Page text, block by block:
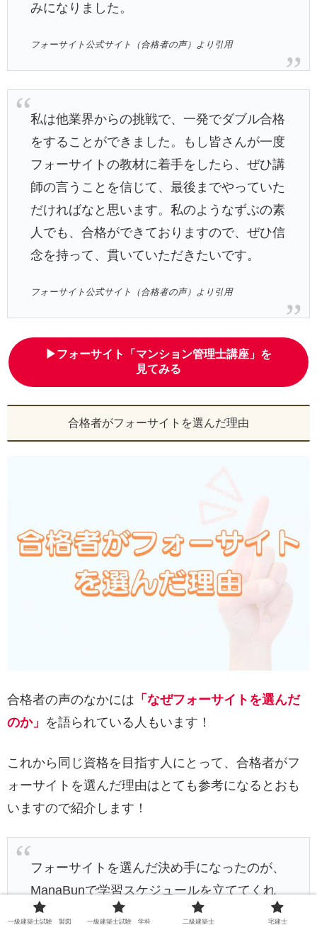
みになりました。
フォーサイト公式サイト（合格者の声）より引用
私は他業界からの挑戦で、一発でダブル合格
をすることができました。もし皆さんが一度
フォーサイトの教材に着手をしたら、ぜひ講
師の言うことを信じて、最後までやっていた
だければなと思います。私のようなずぶの素
人でも、合格ができておりますので、ぜひ信
念を持って、貫いていただきたいです。
フォーサイト公式サイト（合格者の声）より引用
▶フォーサイト「マンション管理士講座」を
見てみる
合格者がフォーサイトを選んだ理由
合格者の声のなかには 「なぜフォーサイトを選んだ
のか」 を語られている人もいます！
これから同じ資格を目指す人にとって、合格者がフ
ォーサイトを選んだ理由はとても参考になるとおも
いますので紹介します！
フォーサイトを選んだ決め手になったのが、
ManaBunで学習スケジュールを立ててくれ
るところでした。
一級建築士試験 製図 一級建築士試験 学科 二級建築士 宅建士